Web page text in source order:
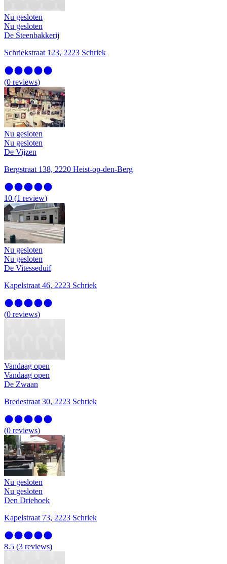
Nu gesloten
Nu gesloten
De Steenbakkerij
Schriekstraat 123, 2223 Schriek
(0 reviews)
Nu gesloten
Nu gesloten
De Vijzen
Bergstraat 138, 2220 Heist-op-den-Berg
10 (1 review)
Nu gesloten
Nu gesloten
De Vitesseduif
Kapelstraat 46, 2223 Schriek
(0 reviews)
Vandaag open
Vandaag open
De Zwaan
Bredestraat 30, 2223 Schriek
(0 reviews)
Nu gesloten
Nu gesloten
Den Driehoek
Kapelstraat 73, 2223 Schriek
8.5 (3 reviews)